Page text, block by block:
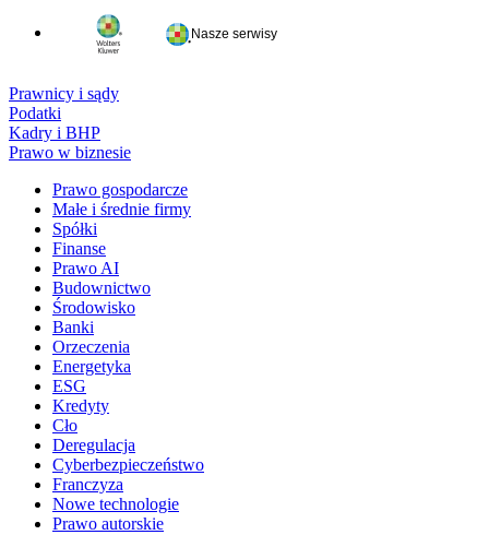
Nasze serwisy
Prawnicy i sądy
Podatki
Kadry i BHP
Prawo w biznesie
Prawo gospodarcze
Małe i średnie firmy
Spółki
Finanse
Prawo AI
Budownictwo
Środowisko
Banki
Orzeczenia
Energetyka
ESG
Kredyty
Cło
Deregulacja
Cyberbezpieczeństwo
Franczyza
Nowe technologie
Prawo autorskie